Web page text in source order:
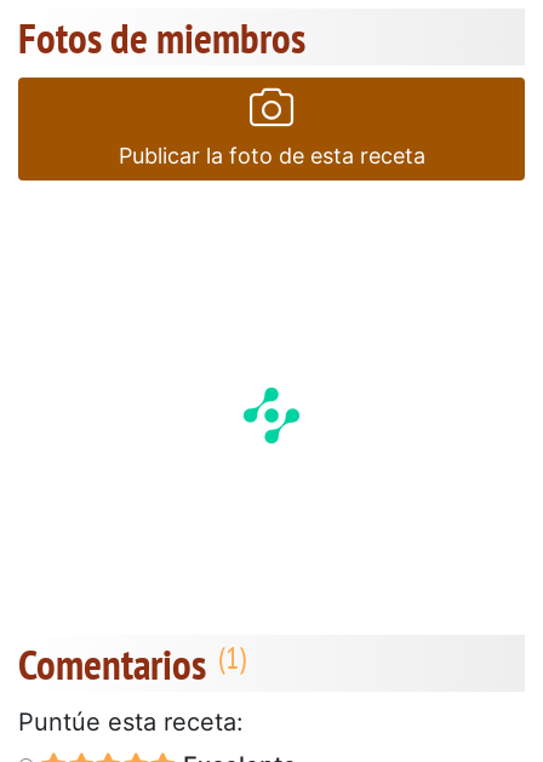
Fotos de miembros
Publicar la foto de esta receta
Comentarios
Puntúe esta receta: